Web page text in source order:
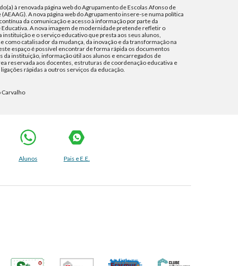
à renovada página web do Agrupamento de Escolas Afonso de
A nova página web do Agrupamento insere-se numa política
da comunicação e acesso à informação por parte da
A nova imagem de modernidade pretende refletir o
instituição e o serviço educativo que presta aos seus alunos,
como catalisador da mudança, da inovação e da transformação na
espaço é possível encontrar de forma rápida os documentos
da instituição, informação útil aos alunos e encarregados de
reservada aos docentes, estruturas de coordenação educativa e
ligações rápidas a outros serviços da educação.
Carvalho
Alunos Pais e E.E.